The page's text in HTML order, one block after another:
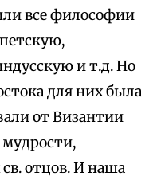
все философии
и т.д. Но
для них была
от Византии
отцов. И наша